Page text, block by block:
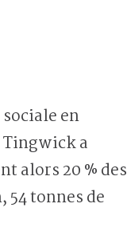
en
a
alors 20 % des
tonnes de